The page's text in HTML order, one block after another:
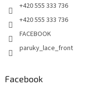
+420 555 333 736
+420 555 333 736
FACEBOOK
paruky_lace_front
Facebook